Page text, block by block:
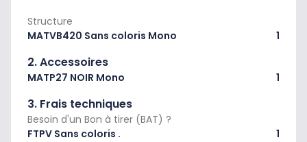
Structure
MATVB420 Sans coloris Mono
1
2. Accessoires
MATP27 NOIR Mono 1
3. Frais techniques
Besoin d'un Bon à tirer (BAT) ?
FTPV Sans coloris .
1